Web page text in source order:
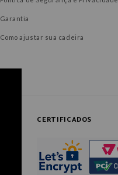
Garantia
Como ajustar sua cadeira
CERTIFICADOS